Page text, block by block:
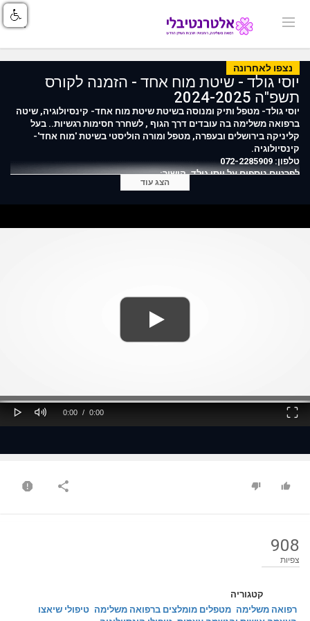
נצפו לאחרונה
יוסי גולד - שיטת מוח אחד - הזמנה לקורס
תשפ"ה 2024-2025
יוסי גולד- מטפל ותיק ומנוסה בשיטת שיטת מוח אחד- קינסיולוגיה, שיטה
ברפואה משלימה בה עובדים דרך הגוף , לשחרר חסימות רגשיות.. בעל
קליניקה בירושלים ובעפרה, מטפל ומורה הוליסטי בשיטת 'מוח אחד'-
קינסיולוגיה.
טלפון: 072-2285909
לפרטים נוספים על יוסי גולד, קישור:
https://index.alternativli.co.il/769.html
הצג עוד
Play Mute
Current
0:00 /
Duration
0:00
Fullscreen
908
צפיות
קטגוריה
רפואה משלימה מטפלים מומלצים ברפואה משלימה טיפולי שיאצו